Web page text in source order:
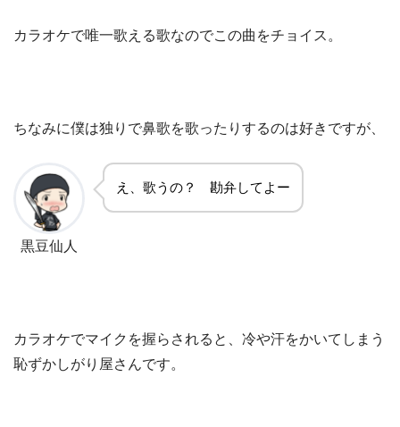
カラオケで唯一歌える歌なのでこの曲をチョイス。
ちなみに僕は独りで鼻歌を歌ったりするのは好きですが、
黒豆仙人
え、歌うの？ 勘弁してよー
カラオケでマイクを握らされると、冷や汗をかいてしまう
恥ずかしがり屋さんです。